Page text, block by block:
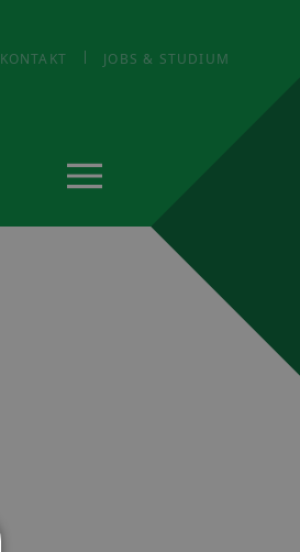
KONTAKT JOBS & STUDIUM